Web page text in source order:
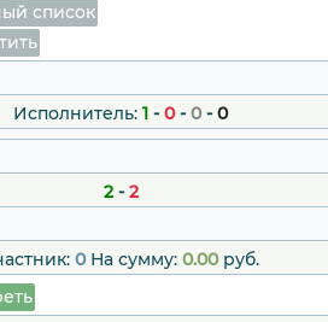
список
Исполнитель: 1 -0-0-0
2-2
0На сумму: 0.00руб.